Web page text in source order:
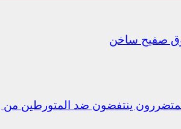
فوق صفيح ساخن
ينتفضون ضد المتورطين